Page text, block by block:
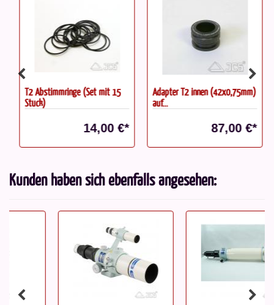
T2 Abstimmringe (Set mit 15
Stück)
14,00 €*
Adapter T2 innen (42x0,75mm)
auf...
87,00 €*
Kunden haben sich ebenfalls angesehen: